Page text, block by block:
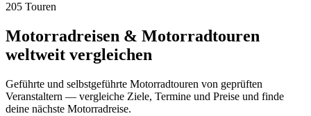
205 Touren
Motorradreisen & Motorradtouren
weltweit vergleichen
Geführte und selbstgeführte Motorradtouren von geprüften
Veranstaltern — vergleiche Ziele, Termine und Preise und finde
deine nächste Motorradreise.